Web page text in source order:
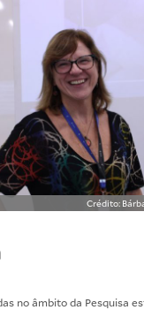
Crédito:
no âmbito da Pesquisa